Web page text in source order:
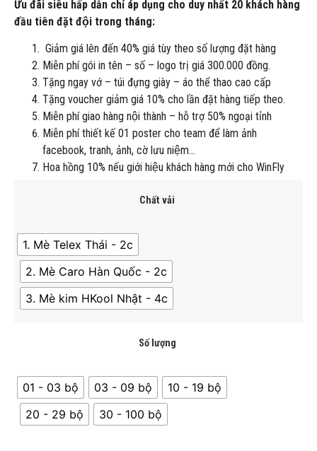
Ưu đãi siêu hấp dẫn chỉ áp dụng cho duy nhất 20 khách hàng
đầu tiên đặt đội trong tháng:
Giảm giá lên đến 40% giá tùy theo số lượng đặt hàng
Miễn phí gói in tên – số – logo trị giá 300.000 đồng.
Tặng ngay vớ – túi đựng giày – áo thể thao cao cấp
Tặng voucher giảm giá 10% cho lần đặt hàng tiếp theo.
Miễn phí giao hàng nội thành – hỗ trợ 50% ngoại tỉnh
Miễn phí thiết kế 01 poster cho team để làm ảnh
facebook, tranh, ảnh, cờ lưu niệm…
Hoa hồng 10% nếu giới hiệu khách hàng mới cho WinFly
Chất vải
1. Mè Telex Thái - 2c
2. Mè Caro Hàn Quốc - 2c
3. Mè kim HKool Nhật - 4c
Số lượng
01 - 03 bộ 03 - 09 bộ
10 - 19 bộ
20 - 29 bộ
30 - 100 bộ